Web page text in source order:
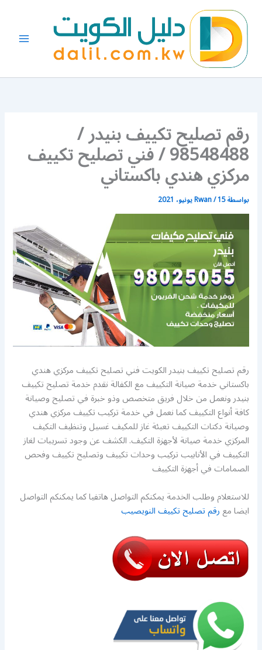
المحتوى
رقم تصليح تكييف بنيدر /
98548488 / فني تصليح تكييف
مركزي هندي باكستاني
بواسطة Rwan/15 يونيو، 2021
رقم تصليح تكييف بنيدر الكويت فني تصليح تكييف مركزي هندي
باكستاني خدمة صيانة التكييف مع الكفالة نقدم خدمة تصليح تكييف
بنيدر ونعمل من خلال فريق متخصص وذو خبرة في تصليح وصيانة
كافة أنواع التكييف كما نعمل في خدمة تركيب تكييف مركزي هندي
وصيانة دكتات التكييف تعبئة غاز للمكيف غسيل وتنظيف التكيف
المركزي خدمة صيانة لأجهزة التكيف. الكشف عن وجود تسريبات لغاز
التكييف في الأنابيب تركيب وحدات تكييف وتصليح تكييف وفحص
الصمامات في أجهزة التكييف
للاستعلام وطلب الخدمة يمكنكم التواصل هاتفيا كما يمكنكم التواصل
ايضا معرقم تصليح تكييف النويصيب